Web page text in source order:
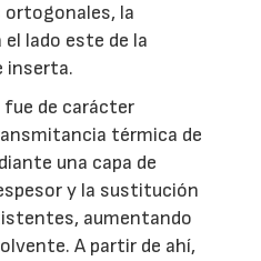
ortogonales, la
lado este de la
inserta.
fue de carácter
térmica de
una capa de
y la sustitución
aumentando
A partir de ahí,